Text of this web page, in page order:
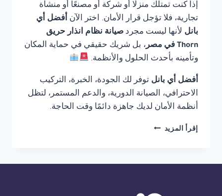
إذا كنت تمتلك منزلًا أو شركة أو مصنعًا أو منشأة
تجارية، فلا تؤجل قرار الأمان. اختر الآن أفضل أي
بانل لأنها ليست مجرد صيانة نظام انذار حريق
Thorn في مصر
، بل شريك حقيقي في حماية المكان
وتأمينه بأحدث الحلول والأنظمة.
أفضل أي بانل توفر لك الجودة، الخبرة، التركيب
الاحترافي، الصيانة الدورية، والدعم المستمر، لتظل
أنظمة الأمان لديك جاهزة دائمًا وقت الحاجة.
إقرأ المزيد صيانة